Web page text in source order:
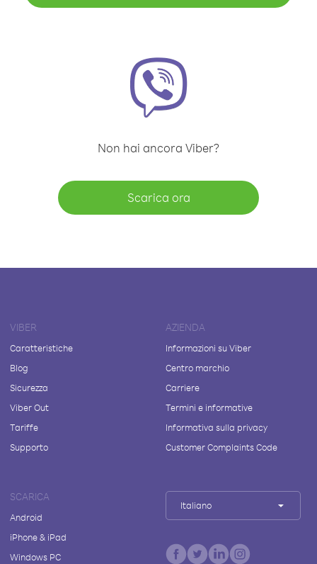
Non hai ancora Viber?
Scarica ora
VIBER
Caratteristiche
Blog
Sicurezza
Viber Out
Tariffe
Supporto
AZIENDA
Informazioni su Viber
Centro marchio
Carriere
Termini e informative
Informativa sulla privacy
Customer Complaints Code
SCARICA
Android
iPhone & iPad
Windows PC
Italiano